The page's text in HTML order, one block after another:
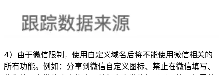
4）由于微信限制，使用自定义域名后将不能使用微信相关的
所有功能。例如：分享到微信自定义图标、禁止在微信填写、